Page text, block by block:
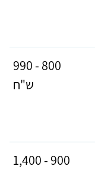
800 - 990
ש"ח
900 - 1,400